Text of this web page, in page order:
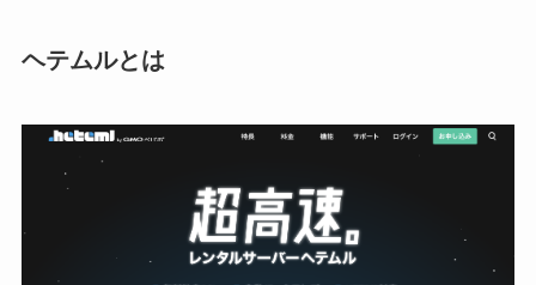
ヘテムルとは